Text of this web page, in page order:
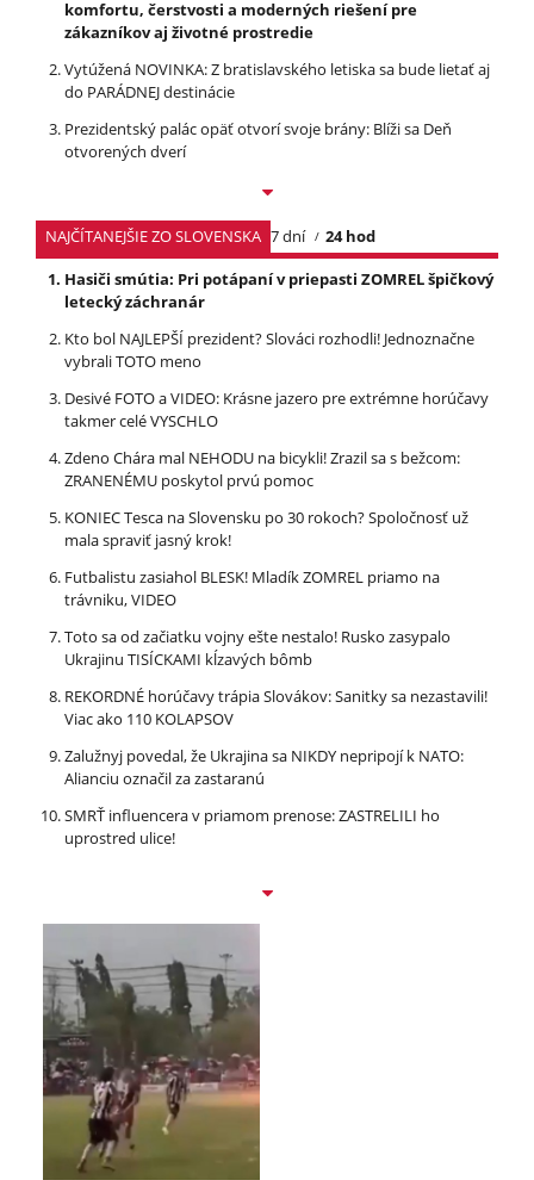
komfortu, čerstvosti a moderných riešení pre
zákazníkov aj životné prostredie
Vytúžená NOVINKA: Z bratislavského letiska sa bude lietať aj
do PARÁDNEJ destinácie
Prezidentský palác opäť otvorí svoje brány: Blíži sa Deň
otvorených dverí
NAJČÍTANEJŠIE ZO SLOVENSKA 7 dní
24 hod
Hasiči smútia: Pri potápaní v priepasti ZOMREL špičkový
letecký záchranár
Kto bol NAJLEPŠÍ prezident? Slováci rozhodli! Jednoznačne
vybrali TOTO meno
Desivé FOTO a VIDEO: Krásne jazero pre extrémne horúčavy
takmer celé VYSCHLO
Zdeno Chára mal NEHODU na bicykli! Zrazil sa s bežcom:
ZRANENÉMU poskytol prvú pomoc
KONIEC Tesca na Slovensku po 30 rokoch? Spoločnosť už
mala spraviť jasný krok!
Futbalistu zasiahol BLESK! Mladík ZOMREL priamo na
trávniku, VIDEO
Toto sa od začiatku vojny ešte nestalo! Rusko zasypalo
Ukrajinu TISÍCKAMI kĺzavých bômb
REKORDNÉ horúčavy trápia Slovákov: Sanitky sa nezastavili!
Viac ako 110 KOLAPSOV
Zalužnyj povedal, že Ukrajina sa NIKDY nepripojí k NATO:
Alianciu označil za zastaranú
SMRŤ influencera v priamom prenose: ZASTRELILI ho
uprostred ulice!